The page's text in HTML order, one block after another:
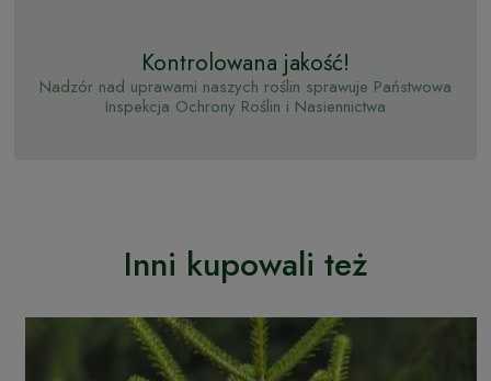
Kontrolowana jakość!
Nadzór nad uprawami naszych roślin sprawuje Państwowa
Inspekcja Ochrony Roślin i Nasiennictwa
Inni kupowali też